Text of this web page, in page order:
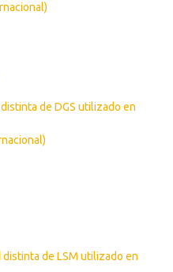
de DGS utilizado en
de LSM utilizado en